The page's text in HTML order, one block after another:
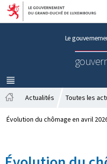
Aller au
Aller au
Le
MENU
PRINCIPAL
c
i
Actualités Toutes les
Évolution du chômage en avril